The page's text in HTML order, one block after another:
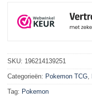
SKU: 196214139251
Categorieën: Pokemon TCG,
Tag: Pokemon